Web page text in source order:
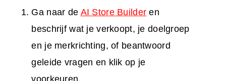
Ga naar de AI Store Builder en
beschrijf wat je verkoopt, je doelgroep
en je merkrichting, of beantwoord
geleide vragen en klik op je
voorkeuren.